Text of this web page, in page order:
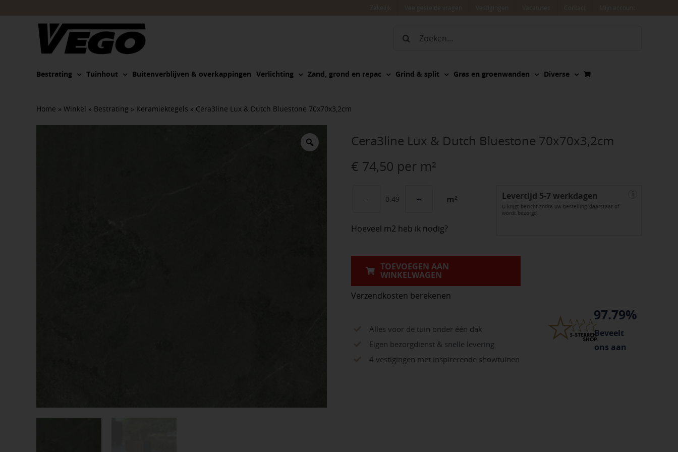
Zoeken
Bestrating Tuinhout Buitenverblijven & overkappingen Verlichting Zand, grond en repac Grind & split Gras en groenwanden Diverse
Home » Winkel » Bestrating » Keramiektegels » Cera3line Lux & Dutch Bluestone 70x70x3,2cm
Cera3line Lux & Dutch Bluestone 70x70x3,2cm
€ 74,50 per m²
Cera3line
&
Bluestone
70x70x3,2cm
aantal
m² Levertijd 5-7 werkdagen
U krijgt bericht zodra uw bestelling klaarstaat of
wordt bezorgd.
i
Hoeveel m2 heb ik nodig?
TOEVOEGEN AAN
WINKELWAGEN
Verzendkosten berekenen
Alles voor de tuin onder één dak
Eigen bezorgdienst & snelle levering
4 vestigingen met inspirerende showtuinen
97.79%
Beveelt
ons aan